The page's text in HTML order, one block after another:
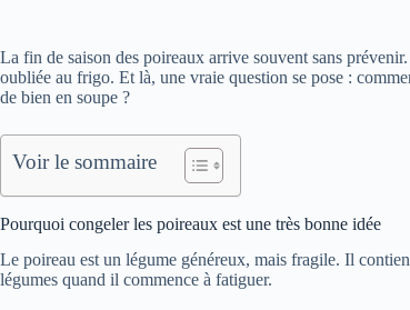
La fin de saison des poireaux arrive souvent sans
oubliée au frigo. Et là, une vraie question se pose :
de bien en soupe ?
Voir le sommaire
Pourquoi congeler les poireaux est une très bonne idée
Le poireau est un légume généreux, mais fragile. Il
légumes quand il commence à fatiguer.